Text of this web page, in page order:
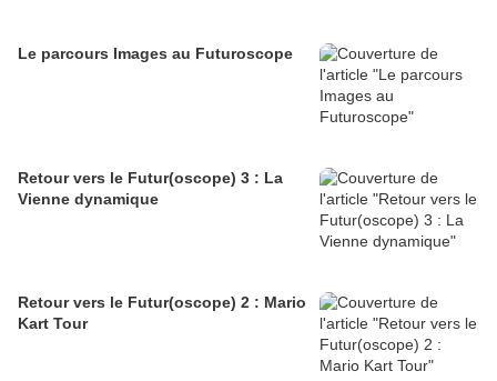
Le parcours Images au Futuroscope
Retour vers le Futur(oscope) 3 : La
Vienne dynamique
Retour vers le Futur(oscope) 2 : Mario
Kart Tour